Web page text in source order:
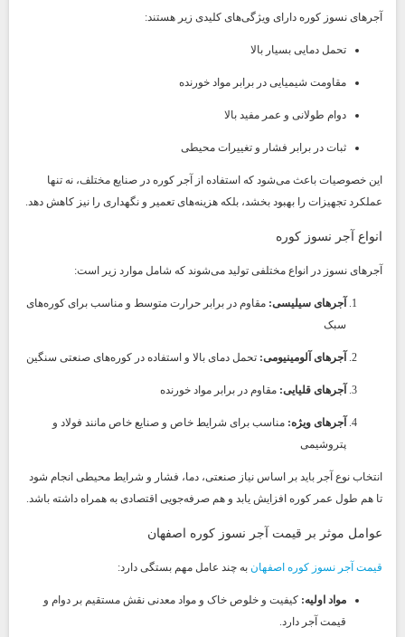
آجرهای نسوز کوره دارای ویژگی‌های کلیدی زیر هستند:
تحمل دمایی بسیار بالا
مقاومت شیمیایی در برابر مواد خورنده
دوام طولانی و عمر مفید بالا
ثبات در برابر فشار و تغییرات محیطی
این خصوصیات باعث می‌شود که استفاده از آجر کوره در صنایع مختلف، نه تنها
عملکرد تجهیزات را بهبود بخشد، بلکه هزینه‌های تعمیر و نگهداری را نیز کاهش دهد.
انواع آجر نسوز کوره
آجرهای نسوز در انواع مختلفی تولید می‌شوند که شامل موارد زیر است:
آجرهای سیلیسی: مقاوم در برابر حرارت متوسط و مناسب برای کوره‌های
سبک
آجرهای آلومینیومی: تحمل دمای بالا و استفاده در کوره‌های صنعتی سنگین
آجرهای قلیایی: مقاوم در برابر مواد خورنده
آجرهای ویژه: مناسب برای شرایط خاص و صنایع خاص مانند فولاد و
پتروشیمی
انتخاب نوع آجر باید بر اساس نیاز صنعتی، دما، فشار و شرایط محیطی انجام شود
تا هم طول عمر کوره افزایش یابد و هم صرفه‌جویی اقتصادی به همراه داشته باشد.
عوامل موثر بر قیمت آجر نسوز کوره اصفهان
قیمت آجر نسوز کوره اصفهان به چند عامل مهم بستگی دارد:
مواد اولیه: کیفیت و خلوص خاک و مواد معدنی نقش مستقیم بر دوام و
قیمت آجر دارد.